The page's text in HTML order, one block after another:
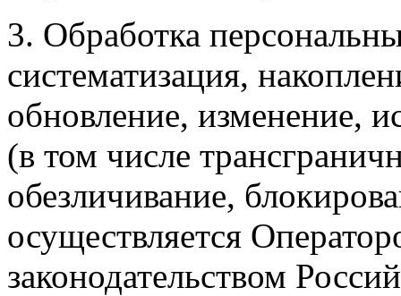
3. Обработка
систематизация,
обновление, изменение,
(в том числе
обезличивание,
осуществляется
законодательством